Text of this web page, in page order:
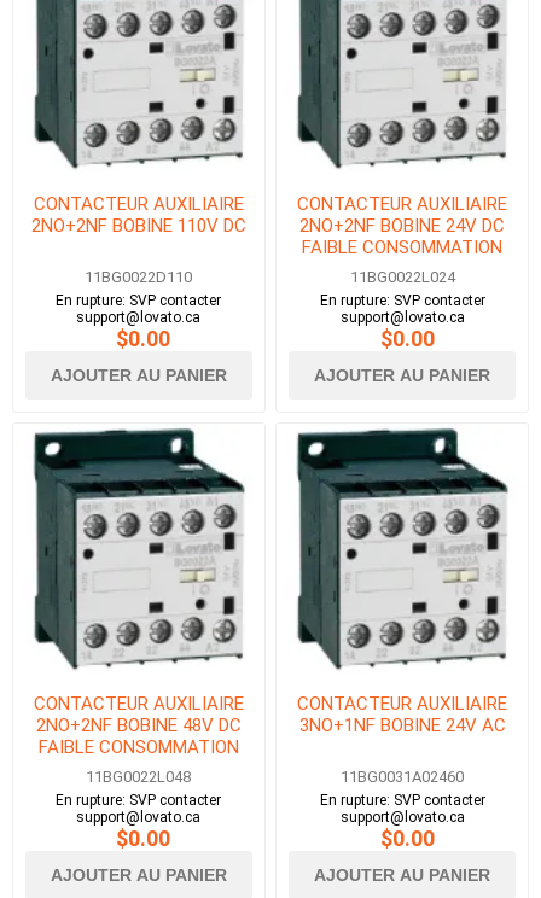
CONTACTEUR AUXILIAIRE
2NO+2NF BOBINE 110V DC
11BG0022D110
En rupture: SVP contacter
support@lovato.ca
$0.00
AJOUTER AU PANIER
CONTACTEUR AUXILIAIRE
2NO+2NF BOBINE 24V DC
FAIBLE CONSOMMATION
11BG0022L024
En rupture: SVP contacter
support@lovato.ca
$0.00
AJOUTER AU PANIER
CONTACTEUR AUXILIAIRE
2NO+2NF BOBINE 48V DC
FAIBLE CONSOMMATION
11BG0022L048
En rupture: SVP contacter
support@lovato.ca
$0.00
AJOUTER AU PANIER
CONTACTEUR AUXILIAIRE
3NO+1NF BOBINE 24V AC
11BG0031A02460
En rupture: SVP contacter
support@lovato.ca
$0.00
AJOUTER AU PANIER